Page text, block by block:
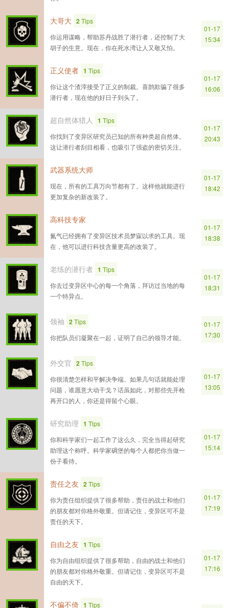
大哥大 2Tips
你运用谋略，帮助苏丹战胜了潜行者，还控制了大
胡子的生意。现在，你在死水湾让人又敬又怕。
01-17
15:34
正义使者 1 Tips
你让这个渣滓接受了正义的制裁。喜鹊欺骗了很多
潜行者，现在他的好日子到头了。
01-17
16:06
超自然体猎人 1 Tips
你找到了变异区研究员已知的所有种类超自然体。
这让潜行者刮目相看，也吸引了强盗的密切关注。
01-17
20:43
武器系统大师
现在，所有的工具万向节都有了。这样他就能进行
更加复杂的新改装了。
01-17
18:42
高科技专家
氮气已经拥有了变异区技术员梦寐以求的工具。现
在，他可以进行科技含量更高的改装了。
01-17
18:38
老练的潜行者 1 Tips
你去过变异区中心的每一个角落，拜访过当地的每
一个特异点。
01-17
18:31
领袖 2Tips
你把队员们凝聚在一起，证明了自己的领导才能。
01-17
17:30
外交官 2Tips
你很清楚怎样和平解决争端。如果几句话就能处理
问题，谁愿意大动干戈？话虽如此，对那些先开枪
再开口的人，你还是得留个心眼。
01-17
13:05
研究助理 1 Tips
你和科学家们一起工作了这么久，完全当得起研究
助理这个称呼。科学家碉堡的每个人都把你当做一
份子看待。
01-17
15:14
责任之友 2Tips
你为责任组织提供了很多帮助，责任的战士和他们
的朋友都对你格外敬重。但请记住，变异区可不是
责任的天下。
01-17
17:19
自由之友 1 Tips
你为自由组织提供了很多帮助，自由的战士和他们
的朋友都对你格外敬重。但请记住，变异区可不是
自由的天下。
01-17
17:16
不偏不倚 1 Tips